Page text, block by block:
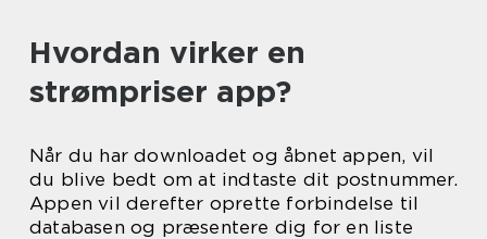
Hvordan virker en
strømpriser app?
Når du har downloadet og åbnet appen, vil
du blive bedt om at indtaste dit postnummer.
Appen vil derefter oprette forbindelse til
databasen og præsentere dig for en liste